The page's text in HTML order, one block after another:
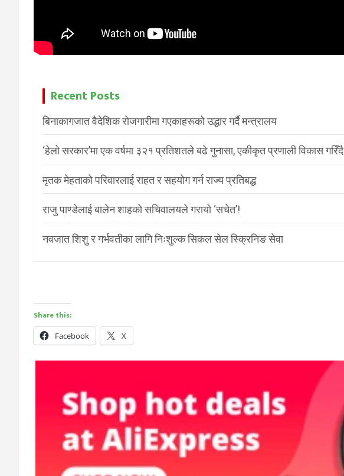
Recent Posts
बिनाकागजात वैदेशिक रोजगारीमा गएकाहरूको उद्धार गर्दै मन्त्रालय
‘हेलो सरकार’मा एक वर्षमा ३२१ प्रतिशतले बढे गुनासा, एकीकृत प्रणाली विकास गरिँदै
मृतक मेहताको परिवारलाई राहत र सहयोग गर्न राज्य प्रतिबद्ध
राजु पाण्डेलाई बालेन शाहको सचिवालयले गरायो ‘सचेत’!
नवजात शिशु र गर्भवतीका लागि निःशुल्क सिकल सेल स्क्रिनिङ सेवा
Share this:
Facebook X